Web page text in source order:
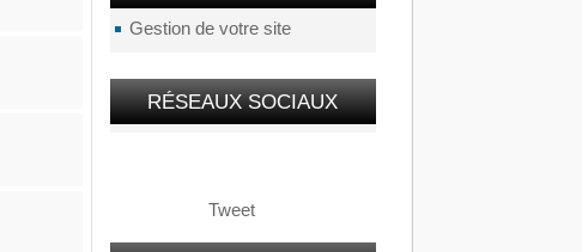
Gestion de votre site
RÉSEAUX SOCIAUX
Tweet